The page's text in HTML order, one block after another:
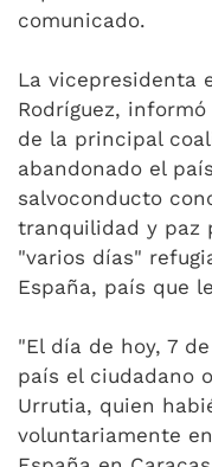
comunicado.
La vicepresidenta
Rodríguez,
de la principal
abandonado el
salvoconducto
tranquilidad y paz
"varios días"
España, país que
"El día de hoy, 7
país el ciudadano
Urrutia, quien
voluntariamente